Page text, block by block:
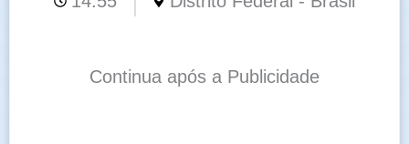
Continua após a Publicidade